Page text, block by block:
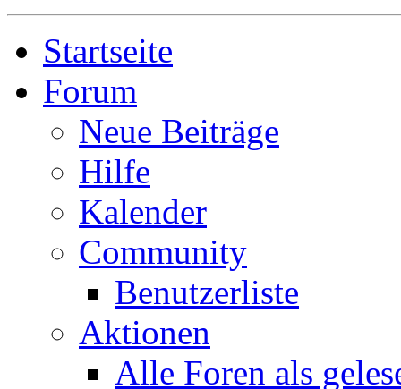
Startseite
Forum
Neue Beiträge
Hilfe
Kalender
Community
Benutzerliste
Aktionen
Alle Foren als